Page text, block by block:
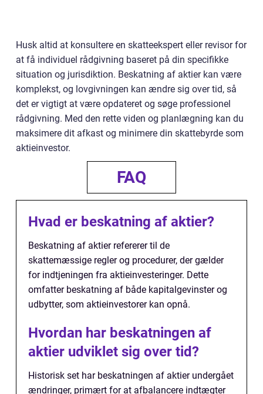
Husk altid at konsultere en skatteekspert eller revisor for
at få individuel rådgivning baseret på din specifikke
situation og jurisdiktion. Beskatning af aktier kan være
komplekst, og lovgivningen kan ændre sig over tid, så
det er vigtigt at være opdateret og søge professionel
rådgivning. Med den rette viden og planlægning kan du
maksimere dit afkast og minimere din skattebyrde som
aktieinvestor.
FAQ
Hvad er beskatning af aktier?
Beskatning af aktier refererer til de
skattemæssige regler og procedurer, der gælder
for indtjeningen fra aktieinvesteringer. Dette
omfatter beskatning af både kapitalgevinster og
udbytter, som aktieinvestorer kan opnå.
Hvordan har beskatningen af
aktier udviklet sig over tid?
Historisk set har beskatningen af aktier undergået
ændringer, primært for at afbalancere indtægter